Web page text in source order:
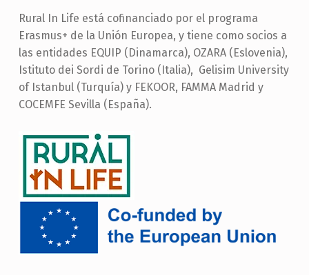
Rural In Life está cofinanciado por el programa
Erasmus+ de la Unión Europea, y tiene como socios a
las entidades EQUIP (Dinamarca), OZARA (Eslovenia),
Istituto dei Sordi de Torino (Italia), Gelisim University
of Istanbul (Turquía) y FEKOOR, FAMMA Madrid y
COCEMFE Sevilla (España).